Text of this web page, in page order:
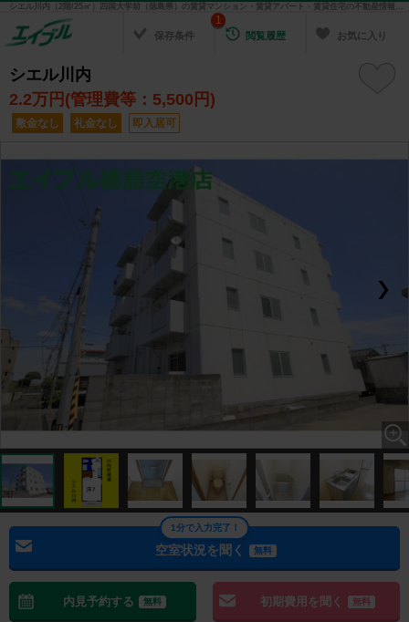
シエル川内（2階/25㎡）四国大学前（徳島県）の賃貸マンション・賃貸アパート・賃貸住宅の不動産情報を検索！ 不動産賃貸の物件探しは、お部屋探しのエイブル
保存条件 閲覧履歴
1
お気に入り
シエル川内
2.2万円(管理費等：5,500円)
敷金なし 礼金なし 即入居可
空室状況を聞く 無料
1分で入力完了！
内見予約する 無料 初期費用を聞く 無料